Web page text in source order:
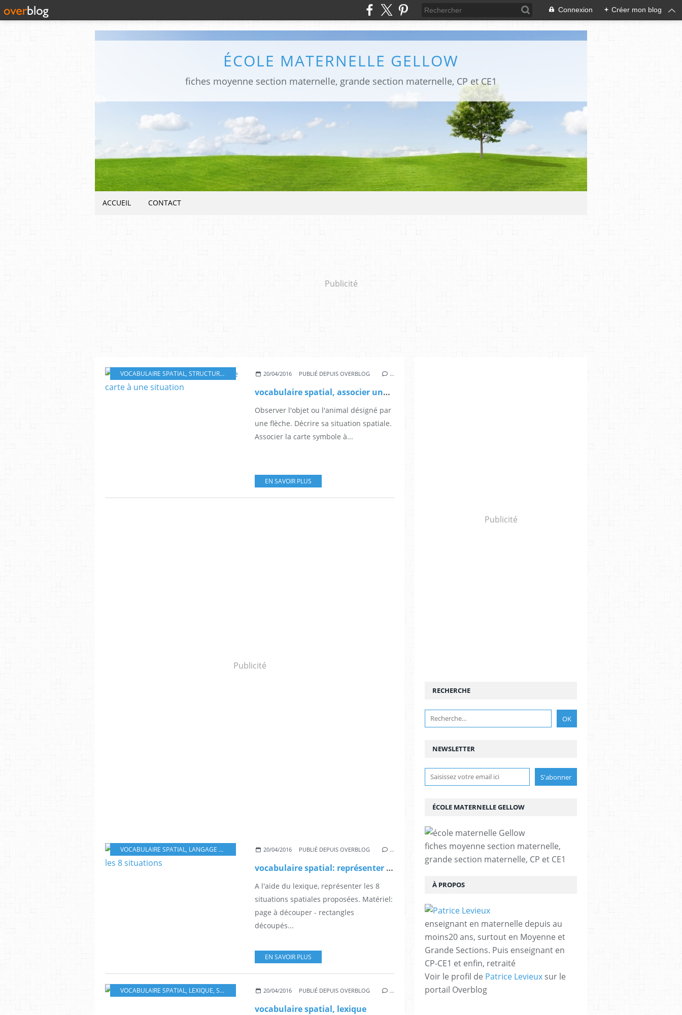
Connexion + Créer mon blog
ÉCOLE MATERNELLE GELLOW
fiches moyenne section maternelle, grande section maternelle, CP et CE1
ACCUEIL CONTACT
Publicité
VOCABULAIRE SPATIAL, STRUCTURATION SPATIALE ,GRANDE SECTION,CP
20/04/2016 PUBLIÉ DEPUIS OVERBLOG …
vocabulaire spatial, associer une carte à une situation
Observer l'objet ou l'animal désigné par
une flèche. Décrire sa situation spatiale.
Associer la carte symbole à...
EN SAVOIR PLUS
Publicité
VOCABULAIRE SPATIAL, LANGAGE ÉCRIT STRUCTURATION SPATIALE, GRANDE SECTION
20/04/2016 PUBLIÉ DEPUIS OVERBLOG …
vocabulaire spatial: représenter les 8 situations
A l'aide du lexique, représenter les 8
situations spatiales proposées. Matériel:
page à découper - rectangles
découpés...
EN SAVOIR PLUS
VOCABULAIRE SPATIAL, LEXIQUE, STRUCTURATION SPATIALE GRANDE SECTION,CP
20/04/2016 PUBLIÉ DEPUIS OVERBLOG …
vocabulaire spatial, lexique
Publicité
NEWSLETTER
RECHERCHE
ÉCOLE MATERNELLE GELLOW
fiches moyenne section maternelle,
grande section maternelle, CP et CE1
À PROPOS
enseignant en maternelle depuis au
moins20 ans, surtout en Moyenne et
Grande Sections. Puis enseignant en
CP-CE1 et enfin, retraité
Voir le profil de Patrice Levieux sur le
portail Overblog